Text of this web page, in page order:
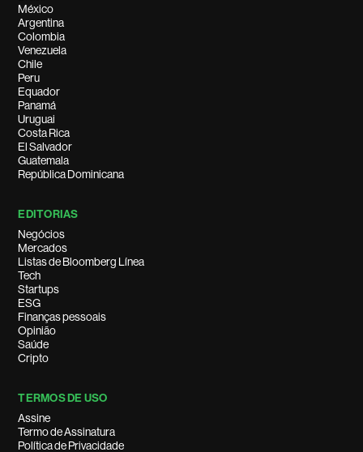
México
Argentina
Colombia
Venezuela
Chile
Peru
Equador
Panamá
Uruguai
Costa Rica
El Salvador
Guatemala
República Dominicana
EDITORIAS
Negócios
Mercados
Listas de Bloomberg Línea
Tech
Startups
ESG
Finanças pessoais
Opinião
Saúde
Cripto
TERMOS DE USO
Assine
Termo de Assinatura
Política de Privacidade